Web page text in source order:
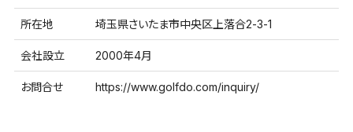
所在地 埼玉県さいたま市中央区上落合2-3-1
会社設立 2000年4月
お問合せ https://www.golfdo.com/inquiry/